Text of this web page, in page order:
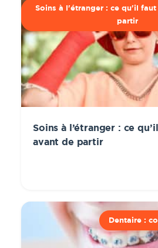
Soins à l'étranger : ce qu'il
partir
Soins à l’étranger : ce
avant de partir
Dentaire :